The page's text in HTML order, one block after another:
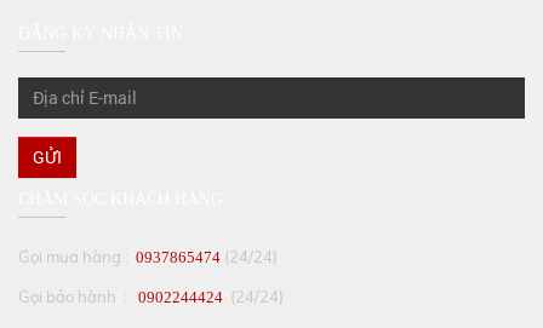
GỬI
Gọi mua hàng : 0937865474 (24/24)
Gọi bảo hành : 0902244424 (24/24)